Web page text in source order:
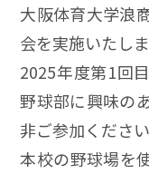
大阪体育大学浪
会を実施いたしま
2025年度第1回
野球部に興味の
非ご参加ください
本校の野球場を